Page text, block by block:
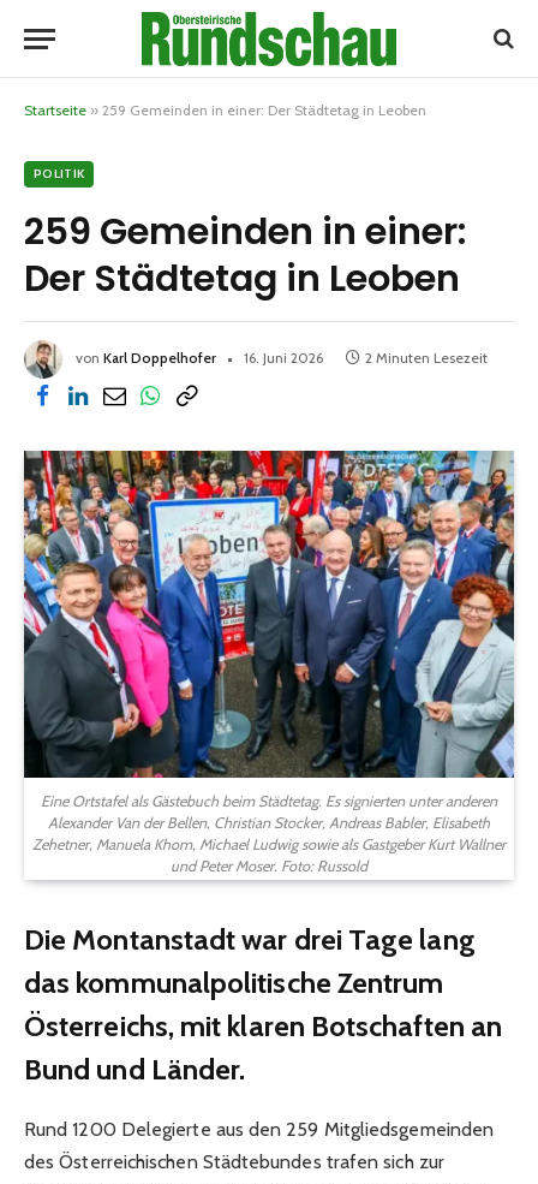
Startseite » 259 Gemeinden in einer: Der Städtetag in Leoben
POLITIK
259 Gemeinden in einer:
Der Städtetag in Leoben
von Karl Doppelhofer 16. Juni 2026 2 Minuten Lesezeit
Eine Ortstafel als Gästebuch beim Städtetag. Es signierten unter anderen
Alexander Van der Bellen, Christian Stocker, Andreas Babler, Elisabeth
Zehetner, Manuela Khom, Michael Ludwig sowie als Gastgeber Kurt Wallner
und Peter Moser. Foto: Russold
Die Montanstadt war drei Tage lang
das kommunalpolitische Zentrum
Österreichs, mit klaren Botschaften an
Bund und Länder.
Rund 1200 Delegierte aus den 259 Mitgliedsgemeinden
des Österreichischen Städtebundes trafen sich zur